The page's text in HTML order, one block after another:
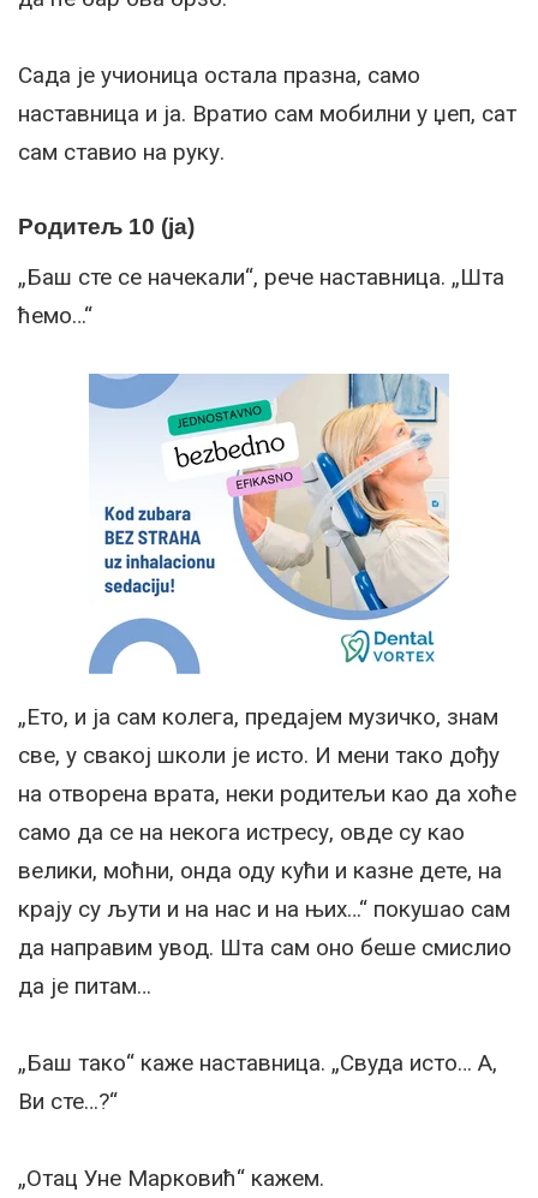
Сада је учионица остала празна, само
наставница и ја. Вратио сам мобилни у џеп, сат
сам ставио на руку.
Родитељ 10 (ја)
„Баш сте се начекали“, рече наставница. „Шта
ћемо…“
„Ето, и ја сам колега, предајем музичко, знам
све, у свакој школи је исто. И мени тако дођу
на отворена врата, неки родитељи као да хоће
само да се на некога истресу, овде су као
велики, моћни, онда оду кући и казне дете, на
крају су љути и на нас и на њих…“ покушао сам
да направим увод. Шта сам оно беше смислио
да је питам…
„Баш тако“ каже наставница. „Свуда исто… А,
Ви сте…?“
„Отац Уне Марковић“ кажем.